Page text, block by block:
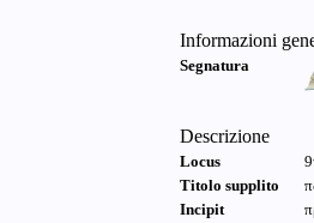
Informazioni
Segnatura
Descrizione
Locus
Titolo supplito
Incipit